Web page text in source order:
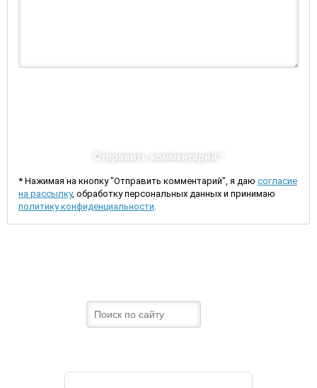
Отправить комментарий *
* Нажимая на кнопку "Отправить комментарий", я даю согласие
на рассылку, обработку персональных данных и принимаю
политику конфиденциальности.